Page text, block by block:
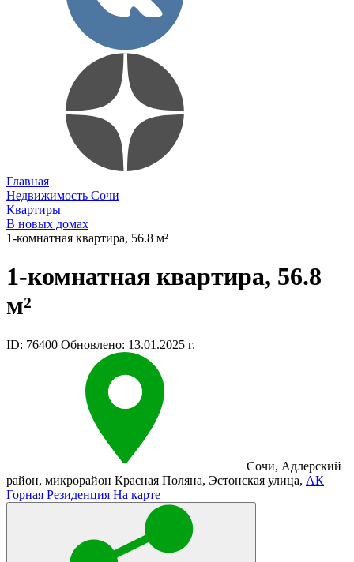
Главная
Недвижимость Сочи
Квартиры
В новых домах
1-комнатная квартира, 56.8 м²
1-комнатная квартира, 56.8
м²
ID: 76400 Обновлено: 13.01.2025 г.
Сочи, Адлерский
район, микрорайон Красная Поляна, Эстонская улица, АК
Горная Резиденция На карте